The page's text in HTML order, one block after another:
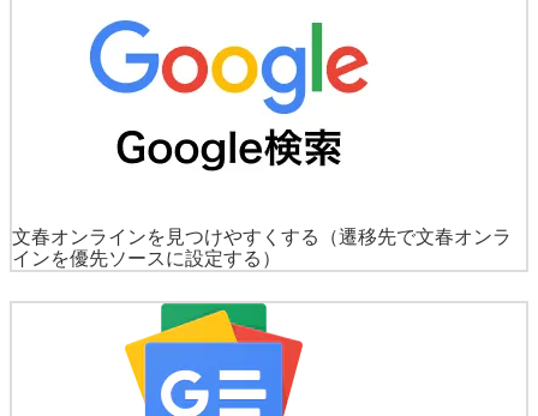
文春オンラインを見つけやすくする
（遷移先で文春オンラ
インを優先ソースに設定する）